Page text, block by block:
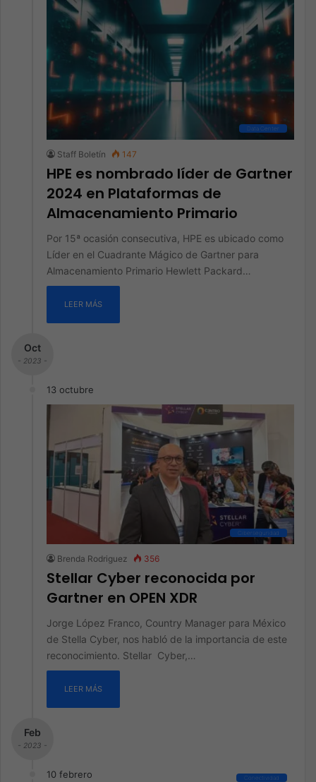
Data Center
Staff Boletín 147
HPE es nombrado líder de Gartner
2024 en Plataformas de
Almacenamiento Primario
Por 15ª ocasión consecutiva, HPE es ubicado como
Líder en el Cuadrante Mágico de Gartner para
Almacenamiento Primario Hewlett Packard…
LEER MÁS
Oct
- 2023 -
13 octubre
Ciberseguridad
Brenda Rodriguez 356
Stellar Cyber reconocida por
Gartner en OPEN XDR
Jorge López Franco, Country Manager para México
de Stella Cyber, nos habló de la importancia de este
reconocimiento. Stellar Cyber,…
LEER MÁS
Feb
- 2023 -
10 febrero Conectividad